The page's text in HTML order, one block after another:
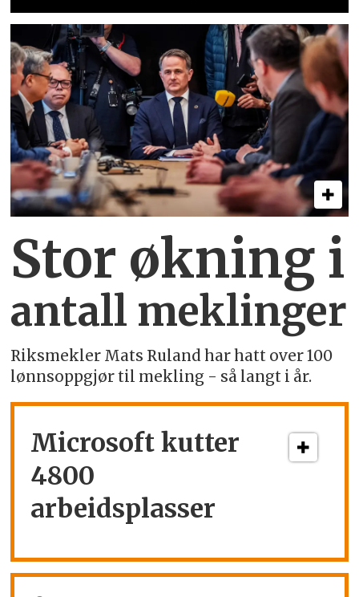
Stor økning i
antall meklinger
Riksmekler Mats Ruland har hatt over 100
lønnsoppgjør til mekling - så langt i år.
Microsoft kutter
4800
arbeidsplasser